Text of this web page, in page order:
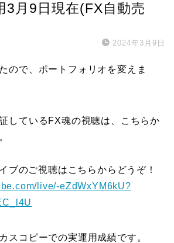
3月9日現在(FX自動売
2024年3月9日
ので、ポートフォリオを変えま
しているFX魂の視聴は、こちらか
ブのご視聴はこちらからどうぞ！
live/-eZdWxYM6kU?
スコピーでの実運用成績です。